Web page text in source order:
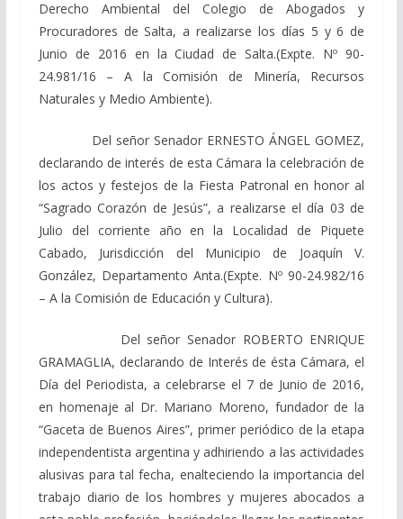
Derecho Ambiental del Colegio de Abogados y
Procuradores de Salta, a realizarse los días 5 y 6 de
Junio de 2016 en la Ciudad de Salta.(Expte. Nº 90-
24.981/16 – A la Comisión de Minería, Recursos
Naturales y Medio Ambiente).
Del señor Senador ERNESTO ÁNGEL GOMEZ,
declarando de interés de esta Cámara la celebración de
los actos y festejos de la Fiesta Patronal en honor al
“Sagrado Corazón de Jesús”, a realizarse el día 03 de
Julio del corriente año en la Localidad de Piquete
Cabado, Jurisdicción del Municipio de Joaquín V.
González, Departamento Anta.(Expte. Nº 90-24.982/16
– A la Comisión de Educación y Cultura).
Del señor Senador ROBERTO ENRIQUE
GRAMAGLIA, declarando de Interés de ésta Cámara, el
Día del Periodista, a celebrarse el 7 de Junio de 2016,
en homenaje al Dr. Mariano Moreno, fundador de la
“Gaceta de Buenos Aires”, primer periódico de la etapa
independentista argentina y adhiriendo a las actividades
alusivas para tal fecha, enalteciendo la importancia del
trabajo diario de los hombres y mujeres abocados a